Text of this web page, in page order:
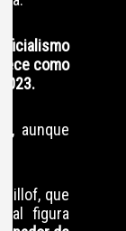
como
aunque
que
figura